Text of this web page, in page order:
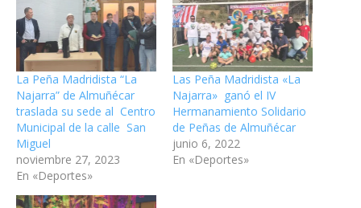
La Peña Madridista “La
Najarra” de Almuñécar
traslada su sede al Centro
Municipal de la calle San
Miguel
noviembre 27, 2023
En «Deportes»
Las Peña Madridista «La
Najarra» ganó el IV
Hermanamiento Solidario
de Peñas de Almuñécar
junio 6, 2022
En «Deportes»